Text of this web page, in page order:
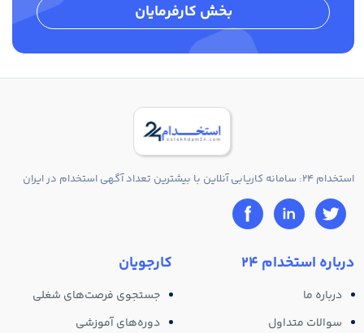
بخش کارفرمایان
استخدام 24: سامانه کاریابی آنلاین با بیشترین تعداد آگهی استخدام در ایران
درباره استخدام 24
درباره ما
سوالات متداول
کارجویان
جستجوی فرصت‌های شغلی
دوره‌های آموزشی